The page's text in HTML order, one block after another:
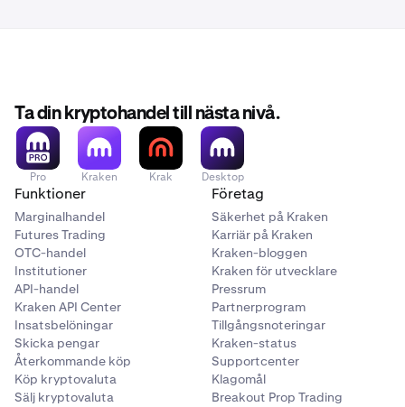
Ta din kryptohandel till nästa nivå.
Pro Kraken Krak Desktop
Funktioner
Marginalhandel
Futures Trading
OTC-handel
Institutioner
API-handel
Kraken API Center
Insatsbelöningar
Skicka pengar
Återkommande köp
Köp kryptovaluta
Sälj kryptovaluta
Företag
Säkerhet på Kraken
Karriär på Kraken
Kraken-bloggen
Kraken för utvecklare
Pressrum
Partnerprogram
Tillgångsnoteringar
Kraken-status
Supportcenter
Klagomål
Breakout Prop Trading